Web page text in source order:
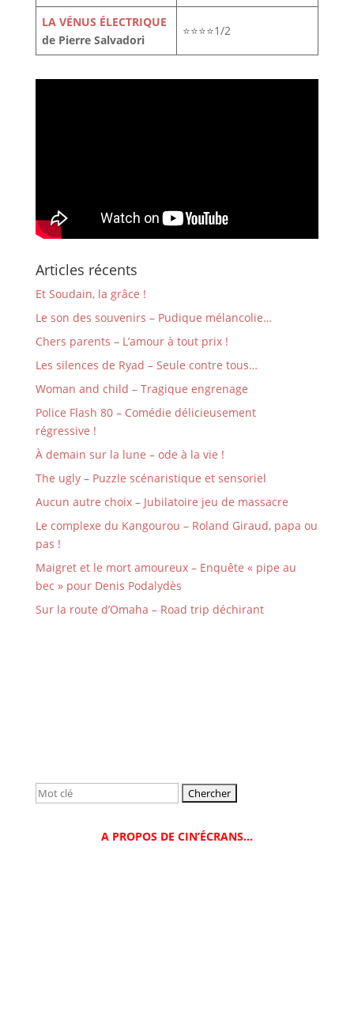
LA VÉNUS ÉLECTRIQUE
de Pierre Salvadori
⭐⭐⭐⭐1/2
Articles récents
Et Soudain, la grâce !
Le son des souvenirs – Pudique mélancolie…
Chers parents – L’amour à tout prix !
Les silences de Ryad – Seule contre tous…
Woman and child – Tragique engrenage
Police Flash 80 – Comédie délicieusement
régressive !
À demain sur la lune – ode à la vie !
The ugly – Puzzle scénaristique et sensoriel
Aucun autre choix – Jubilatoire jeu de massacre
Le complexe du Kangourou – Roland Giraud, papa ou
pas !
Maigret et le mort amoureux – Enquête « pipe au
bec » pour Denis Podalydès
Sur la route d’Omaha – Road trip déchirant
Rechercher:
A PROPOS DE CIN’ÉCRANS…